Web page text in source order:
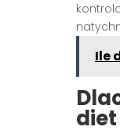
Ile